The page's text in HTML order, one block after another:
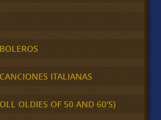
ITALIANAS
OLDIES OF 50 AND 60'S}